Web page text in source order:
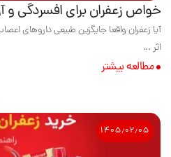
خواص زعفران برای افسردگی و
آیا زعفران واقعا جایگزین طبیعی داروهای
اثر ...
مطالعه بیشتر
۱۴۰۵٫۰۲٫۰۵